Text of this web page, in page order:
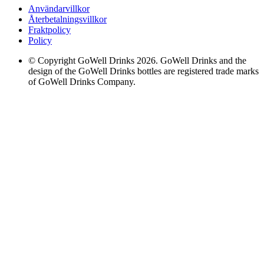
Användarvillkor
Återbetalningsvillkor
Fraktpolicy
Policy
© Copyright GoWell Drinks 2026. GoWell Drinks and the
design of the GoWell Drinks bottles are registered trade marks
of GoWell Drinks Company.